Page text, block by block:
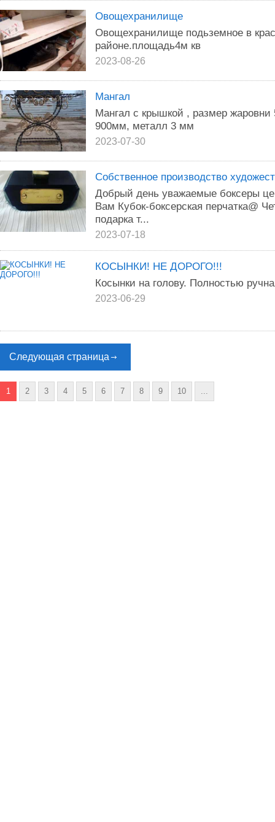
Овощехранилище
Овощехранилище подьземное в
районе.площадь4м кв
2023-08-26
Мангал
Мангал с крышкой , размер жаровни
900мм, металл 3 мм
2023-07-30
Собственное производство
Добрый день уважаемые боксеры
Вам Кубок-боксерская перчатка@
подарка т...
2023-07-18
КОСЫНКИ! НЕ ДОРОГО!!!
Косынки на голову. Полностью
2023-06-29
Следующая страница
1 2 3 4 5 6 7 8 9 10 ...